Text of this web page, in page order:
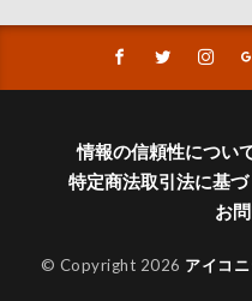
情報の信頼性につい
特定商法取引法に基
お
© Copyright 2026 アイコ